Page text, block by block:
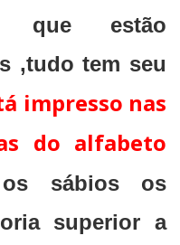
que estão
,tudo tem seu
impresso nas
do alfabeto
sábios os
superior a